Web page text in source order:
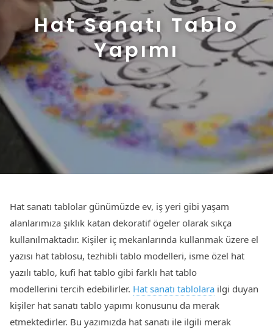
Hat Sanatı Tablo
Yapımı
Hat sanatı tablolar günümüzde ev, iş yeri gibi yaşam
alanlarımıza şıklık katan dekoratif ögeler olarak sıkça
kullanılmaktadır. Kişiler iç mekanlarında kullanmak üzere el
yazısı hat tablosu, tezhibli tablo modelleri, isme özel hat
yazılı tablo, kufi hat tablo gibi farklı hat tablo
modellerini tercih edebilirler. Hat sanatı tablolara ilgi duyan
kişiler hat sanatı tablo yapımı konusunu da merak
etmektedirler. Bu yazımızda hat sanatı ile ilgili merak